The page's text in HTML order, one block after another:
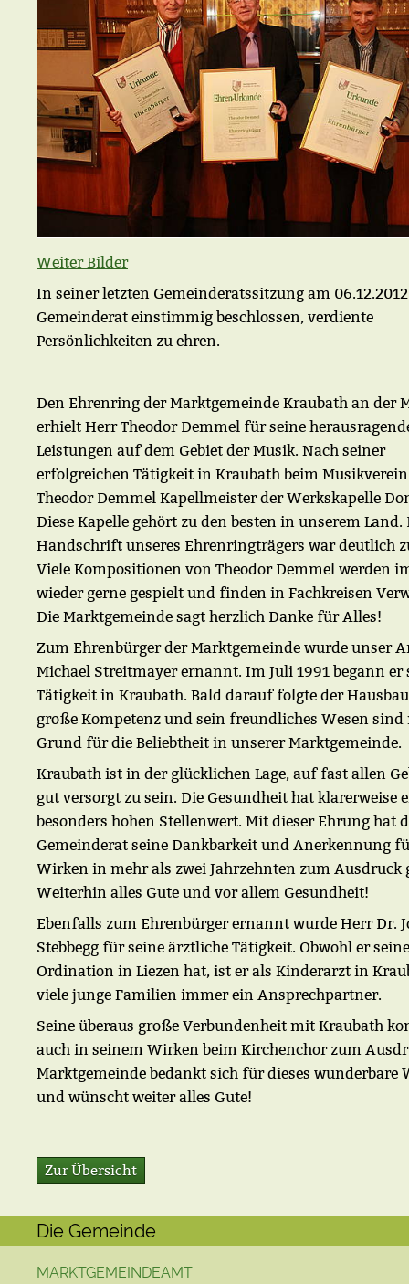
Weiter Bilder
In seiner letzten Gemeinderatssitzung am
Gemeinderat einstimmig beschlossen, verdiente
Persönlichkeiten zu ehren.
Den Ehrenring der Marktgemeinde Kraubath an der
erhielt Herr Theodor Demmel für seine
Leistungen auf dem Gebiet der Musik. Nach seiner
erfolgreichen Tätigkeit in Kraubath beim
Theodor Demmel Kapellmeister der Werkskapelle
Diese Kapelle gehört zu den besten in unserem Land.
Handschrift unseres Ehrenringträgers war deutlich
Viele Kompositionen von Theodor Demmel werden
wieder gerne gespielt und finden in Fachkreisen
Die Marktgemeinde sagt herzlich Danke für Alles!
Zum Ehrenbürger der Marktgemeinde wurde unser
Michael Streitmayer ernannt. Im Juli 1991 begann er
Tätigkeit in Kraubath. Bald darauf folgte der
große Kompetenz und sein freundliches Wesen
Grund für die Beliebtheit in unserer Marktgemeinde.
Kraubath ist in der glücklichen Lage, auf fast allen
gut versorgt zu sein. Die Gesundheit hat klarerweise
besonders hohen Stellenwert. Mit dieser Ehrung hat
Gemeinderat seine Dankbarkeit und Anerkennung
Wirken in mehr als zwei Jahrzehnten zum Ausdruck
Weiterhin alles Gute und vor allem Gesundheit!
Ebenfalls zum Ehrenbürger ernannt wurde Herr Dr.
Stebbegg für seine ärztliche Tätigkeit. Obwohl er seine
Ordination in Liezen hat, ist er als Kinderarzt in
viele junge Familien immer ein Ansprechpartner.
Seine überaus große Verbundenheit mit Kraubath
auch in seinem Wirken beim Kirchenchor zum
Marktgemeinde bedankt sich für dieses wunderbare
und wünscht weiter alles Gute!
Zur Übersicht
Die Gemeinde
MARKTGEMEINDEAMT